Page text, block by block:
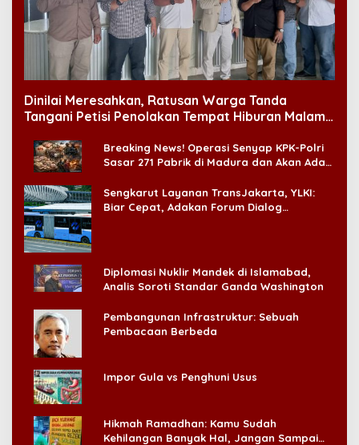
Dinilai Meresahkan, Ratusan Warga Tanda
Tangani Petisi Penolakan Tempat Hiburan Malam
Breaking News! Operasi Senyap KPK-Polri
Sasar 271 Pabrik di Madura dan Akan Ada
Sengkarut Layanan TransJakarta, YLKI:
Biar Cepat, Adakan Forum Dialog
Diplomasi Nuklir Mandek di Islamabad,
Analis Soroti Standar Ganda Washington
Pembangunan Infrastruktur: Sebuah
Pembacaan Berbeda
Impor Gula vs Penghuni Usus
Hikmah Ramadhan: Kamu Sudah
Kehilangan Banyak Hal, Jangan Sampai